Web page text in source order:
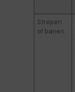
Strepen
of banen